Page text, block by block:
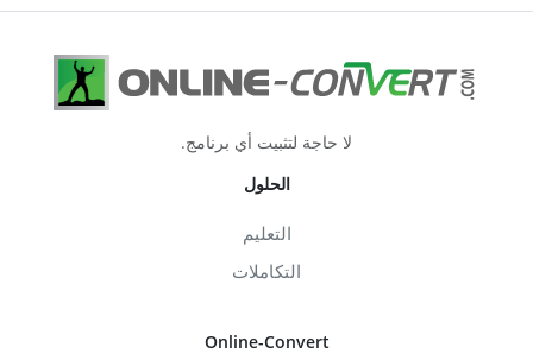
لا حاجة لتثبيت أي برنامج.
الحلول
التعليم
التكاملات
Online-Convert